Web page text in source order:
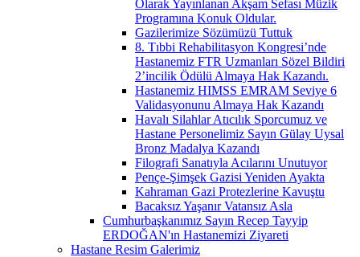
Olarak Yayınlanan Akşam Sefası Müzik
Programına Konuk Oldular.
Gazilerimize Sözümüzü Tuttuk
8. Tıbbi Rehabilitasyon Kongresi’nde
Hastanemiz FTR Uzmanları Sözel Bildiri
2’incilik Ödülü Almaya Hak Kazandı.
Hastanemiz HIMSS EMRAM Seviye 6
Validasyonunu Almaya Hak Kazandı
Havalı Silahlar Atıcılık Sporcumuz ve
Hastane Personelimiz Sayın Gülay Uysal
Bronz Madalya Kazandı
Filografi Sanatıyla Acılarını Unutuyor
Pençe-Şimşek Gazisi Yeniden Ayakta
Kahraman Gazi Protezlerine Kavuştu
Bacaksız Yaşanır Vatansız Asla
Cumhurbaşkanımız Sayın Recep Tayyip
ERDOĞAN'ın Hastanemizi Ziyareti
Hastane Resim Galerimiz